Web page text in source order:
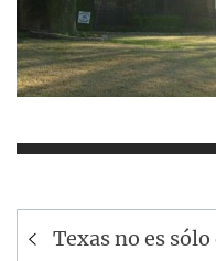
Navegación
Texas no es